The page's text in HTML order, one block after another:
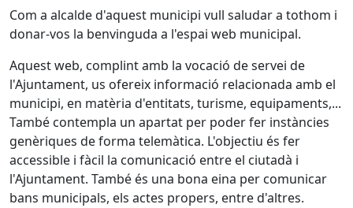
Com a alcalde d'aquest municipi vull saludar a tothom i
donar-vos la benvinguda a l'espai web municipal.
Aquest web, complint amb la vocació de servei de
l'Ajuntament, us ofereix informació relacionada amb el
municipi, en matèria d'entitats, turisme, equipaments,...
També contempla un apartat per poder fer instàncies
genèriques de forma telemàtica. L'objectiu és fer
accessible i fàcil la comunicació entre el ciutadà i
l'Ajuntament. També és una bona eina per comunicar
bans municipals, els actes propers, entre d'altres.